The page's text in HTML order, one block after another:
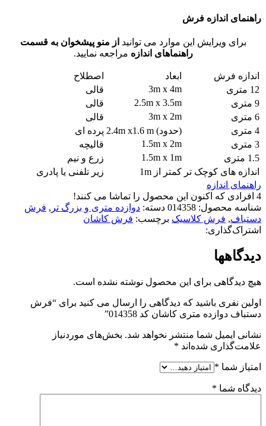
راهنمای اندازه فرش
برای ویرایش این موارد می توانید از منو پیشخوان به قسمت
راهنماهای اندازه مراجعه نمایید.
اندازه فرش ابعاد
اصطلاح
12 متری
3m x 4m
قالی
9 متری
2.5m x 3.5m
قالی
6 متری
3m x 2m
قالی
4 متری
(حدود) 2.4m x1.6 m
پرده ای
3 متری
1.5m x 2m
قالیچه
1.5 متری
1.5m x 1m
زرع و نیم
اندازه های کوچک تر کمتر از 1m
زیر تلفنی یا پادری
راهنمای اندازه
4 افرادی که اکنون این محصول را تماشا می کنند!
شناسه محصول: 014358 دسته: دوازده متری و بزرگ تر , فرش
دستباف, فرش کلاسیک برچسب: فرش کاشان
اشتراک‌گذاری:
دیدگاهها
هیچ دیدگاهی برای این محصول نوشته نشده است.
اولین نفری باشید که دیدگاهی را ارسال می کنید برای “فرش
دستباف دوازده متری کاشان کد 014358”
نشانی ایمیل شما منتشر نخواهد شد. بخش‌های موردنیاز
علامت‌گذاری شده‌اند *
امتیاز شما *
دیدگاه شما *